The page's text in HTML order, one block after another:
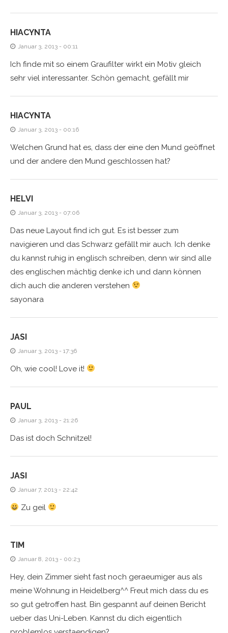
HIACYNTA
Januar 3, 2013 - 00:11
Ich finde mit so einem Graufilter wirkt ein Motiv gleich
sehr viel interessanter. Schön gemacht, gefällt mir
HIACYNTA
Januar 3, 2013 - 00:16
Welchen Grund hat es, dass der eine den Mund geöffnet
und der andere den Mund geschlossen hat?
HELVI
Januar 3, 2013 - 07:06
Das neue Layout find ich gut. Es ist besser zum
navigieren und das Schwarz gefällt mir auch. Ich denke
du kannst ruhig in englisch schreiben, denn wir sind alle
des englischen mächtig denke ich und dann können
dich auch die anderen verstehen
sayonara
JASI
Januar 3, 2013 - 17:36
Oh, wie cool! Love it!
PAUL
Januar 3, 2013 - 21:26
Das ist doch Schnitzel!
JASI
Januar 7, 2013 - 22:42
Zu geil
TIM
Januar 8, 2013 - 00:23
Hey, dein Zimmer sieht fast noch geraeumiger aus als
meine Wohnung in Heidelberg^^ Freut mich dass du es
so gut getroffen hast. Bin gespannt auf deinen Bericht
ueber das Uni-Leben. Kannst du dich eigentlich